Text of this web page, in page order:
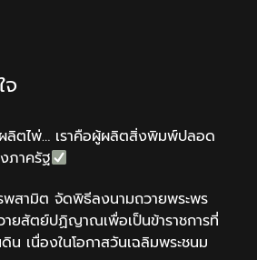
จ
ผลิตไพ่… เราคือผู้ผลิตสิ่งพิมพ์ปลอด
ภาครัฐ
พสามิต จัดพิธีลงนามถวายพระพร
ยสัตย์ปฏิญาณเพื่อเป็นข้าราชการที่
เนื่องในโอกาสวันเฉลิมพระชนม